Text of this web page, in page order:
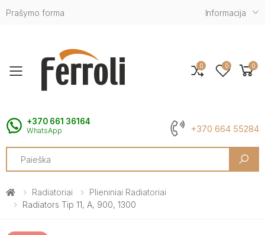
Prašymo forma Informacija
Toggle mobile menu
+370 661 36164
WhatsApp +370 664 55284
Search
0 0 0
Radiatoriai
Plieniniai Radiatoriai
Radiators Tip 11, A, 900, 1300